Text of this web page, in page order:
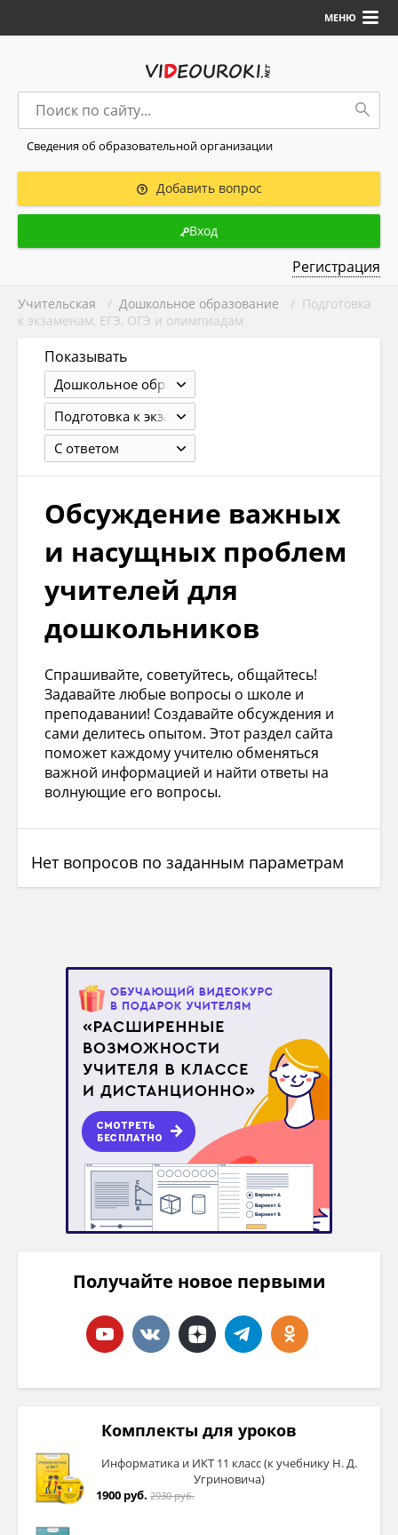
МЕНЮ
Сведения об образовательной организации
Добавить вопрос
Вход
Регистрация
Учительская / Дошкольное образование
/ Подготовка
к экзаменам, ЕГЭ, ОГЭ и олимпиадам
Показывать
Дошкольное образование
Подготовка к экзаменам, ЕГЭ, ОГЭ и олимпиадам
С ответом
Обсуждение важных
и насущных проблем
учителей для
дошкольников
Спрашивайте, советуйтесь, общайтесь!
Задавайте любые вопросы о школе и
преподавании! Создавайте обсуждения и
сами делитесь опытом. Этот раздел сайта
поможет каждому учителю обменяться
важной информацией и найти ответы на
волнующие его вопросы.
Нет вопросов по заданным параметрам
Получайте новое первыми
Комплекты для уроков
Информатика и ИКТ 11 класс (к учебнику Н. Д.
Угриновича)
1900 руб. 2930 руб.